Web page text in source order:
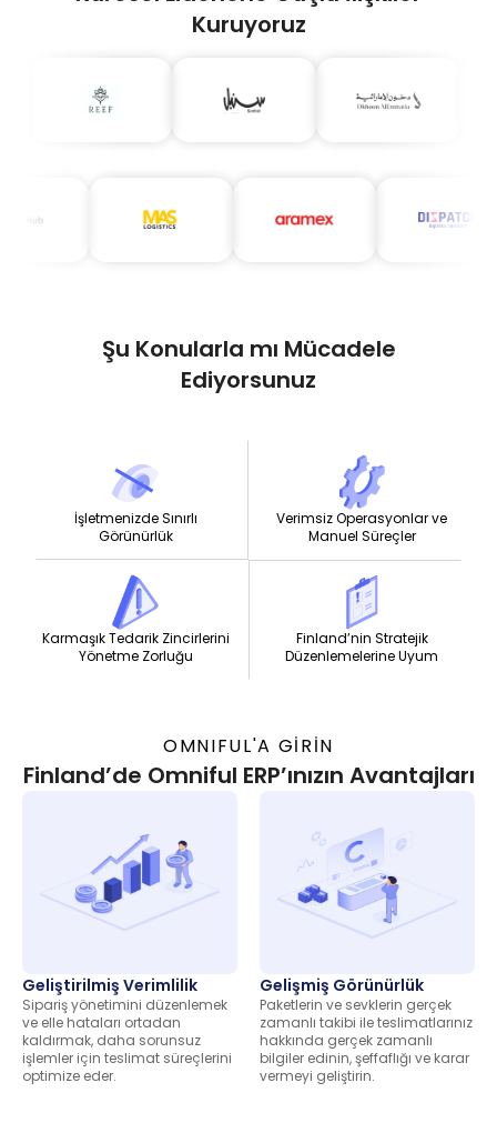
Kuruyoruz
Şu Konularla mı Mücadele
Ediyorsunuz
İşletmenizde Sınırlı
Görünürlük
Verimsiz Operasyonlar ve
Manuel Süreçler
Karmaşık Tedarik Zincirlerini
Yönetme Zorluğu
Finland’nin Stratejik
Düzenlemelerine Uyum
OMNIFUL'A GİRİN
Finland’de Omniful ERP’ınızın Avantajları
Geliştirilmiş Verimlilik
Sipariş yönetimini düzenlemek
ve elle hataları ortadan
kaldırmak, daha sorunsuz
işlemler için teslimat süreçlerini
optimize eder.
Gelişmiş Görünürlük
Paketlerin ve sevklerin gerçek
zamanlı takibi ile teslimatlarınız
hakkında gerçek zamanlı
bilgiler edinin, şeffaflığı ve karar
vermeyi geliştirin.